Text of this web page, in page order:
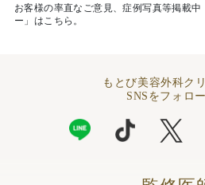
お客様の率直なご意見、症例写真等掲載
ー」はこちら。
もとび美容外科ク
SNSをフォロ